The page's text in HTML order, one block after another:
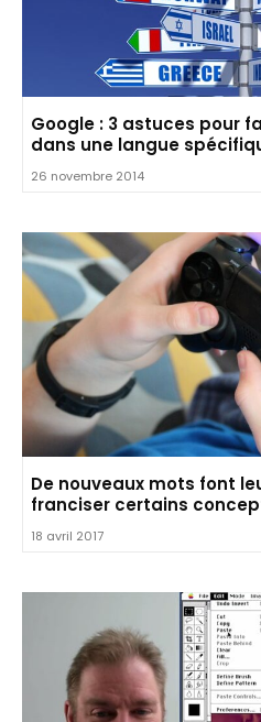
Google : 3 astuces pour
dans une langue
26 novembre 2014
De nouveaux mots font
franciser certains
18 avril 2017